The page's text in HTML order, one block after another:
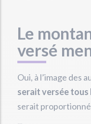
Le
versé
Oui, à l’image des
serait versée tous
serait